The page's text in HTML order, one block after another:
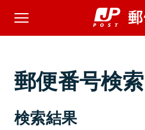
郵便番号検索
検索結果